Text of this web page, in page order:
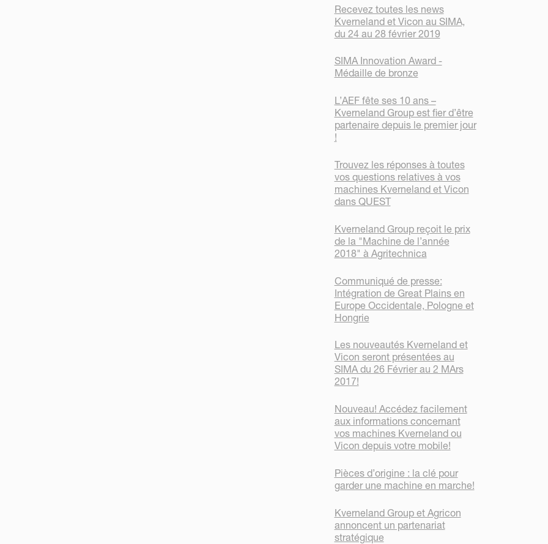
Recevez toutes les news
Kverneland et Vicon au SIMA,
du 24 au 28 février 2019
SIMA Innovation Award -
Médaille de bronze
L’AEF fête ses 10 ans –
Kverneland Group est fier d’être
partenaire depuis le premier jour
!
Trouvez les réponses à toutes
vos questions relatives à vos
machines Kverneland et Vicon
dans QUEST
Kverneland Group reçoit le prix
de la "Machine de l’année
2018" à Agritechnica
Communiqué de presse:
Intégration de Great Plains en
Europe Occidentale, Pologne et
Hongrie
Les nouveautés Kverneland et
Vicon seront présentées au
SIMA du 26 Février au 2 MArs
2017!
Nouveau! Accédez facilement
aux informations concernant
vos machines Kverneland ou
Vicon depuis votre mobile!
Pièces d’origine : la clé pour
garder une machine en marche!
Kverneland Group et Agricon
annoncent un partenariat
stratégique